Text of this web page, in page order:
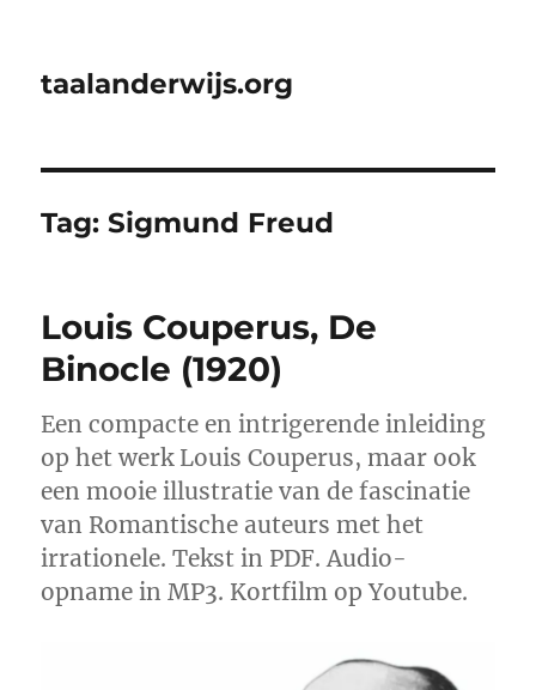
taalanderwijs.org
Tag:Sigmund Freud
Louis Couperus, De
Binocle (1920)
Een compacte en intrigerende inleiding
op het werk Louis Couperus, maar ook
een mooie illustratie van de fascinatie
van Romantische auteurs met het
irrationele. Tekst in PDF. Audio-
opname in MP3. Kortfilm op Youtube.